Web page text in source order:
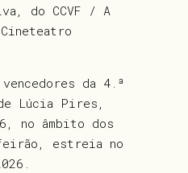
do CCVF / A
da 4.ª
Lúcia Pires,
no âmbito dos
estreia no